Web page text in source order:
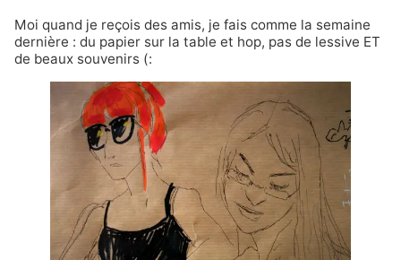
Moi quand je reçois des amis, je fais comme la semaine
dernière : du papier sur la table et hop, pas de lessive ET
de beaux souvenirs (: